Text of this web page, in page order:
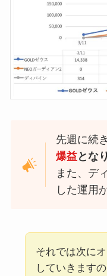
先週に続
爆益とな
また、デ
した運用
それでは次に
していきます